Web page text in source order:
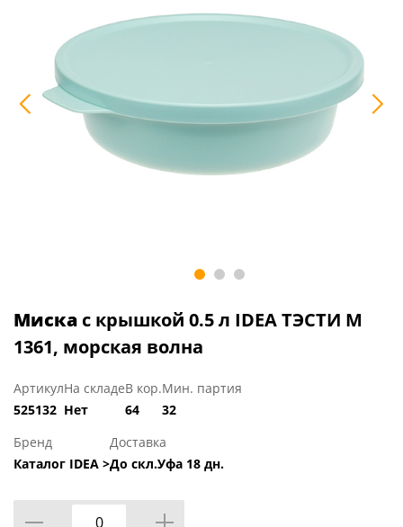
Миска с крышкой 0.5 л IDEA ТЭСТИ М
1361, морская волна
Артикул
525132
На складе
Нет
В кор.
64
Мин. партия
32
Бренд
Каталог IDEA >
Доставка
До скл.Уфа 18 дн.